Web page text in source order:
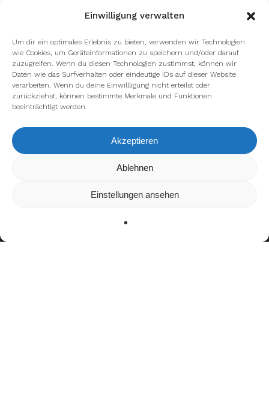
Einwilligung verwalten
Um dir ein optimales Erlebnis zu bieten, verwenden wir Technologien
wie Cookies, um Geräteinformationen zu speichern und/oder darauf
zuzugreifen. Wenn du diesen Technologien zustimmst, können wir
Daten wie das Surfverhalten oder eindeutige IDs auf dieser Website
verarbeiten. Wenn du deine Einwillligung nicht erteilst oder
zurückziehst, können bestimmte Merkmale und Funktionen
beeinträchtigt werden.
Akzeptieren
Ablehnen
Einstellungen ansehen
Wir verwenden Cookies, um dir die bestmögliche Erfahrung auf
kannst du erfahren, welche Cookies wir
verwenden oder sie ausschalten.